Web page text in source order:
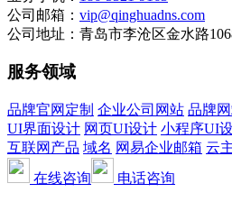
公司邮箱： vip@qinghuadns.com
公司地址：青岛市李沧区金水路
服务领域
品牌官网定制 企业公司网站 品牌
UI界面设计 网页UI设计 小程序UI
互联网产品 域名 网易企业邮箱 云
在线咨询
电话咨询